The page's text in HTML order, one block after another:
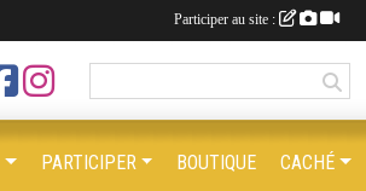
PARTICIPER BOUTIQUE CACHÉ
Participer au site :